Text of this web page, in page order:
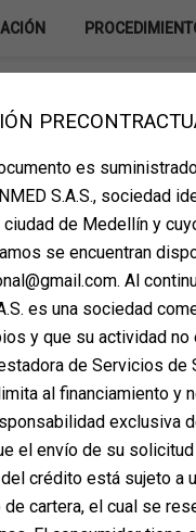
fuera
mayo 28, 2025
internacionales eligen
excelencia médica,
como un referente
es
S.A.S., sociedad
ciudad de Medellín y
se encuentran
Al
es una sociedad
y que su actividad no
de Servicios de
al financiamiento y
exclusiva
el envío de su
crédito está sujeto a
cartera, el cual se